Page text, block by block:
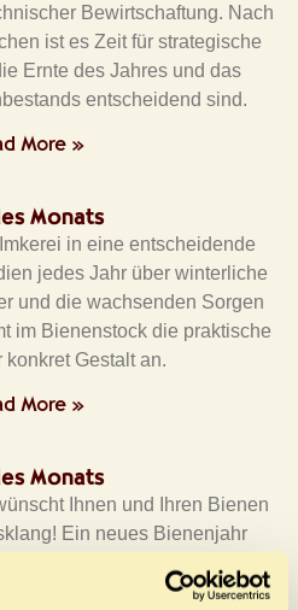
Bewirtschaftung. Nach
ist es Zeit für strategische
Ernte des Jahres und das
entscheidend sind.
More »
Monats
in eine entscheidende
jedes Jahr über winterliche
und die wachsenden Sorgen
im Bienenstock die praktische
Gestalt an.
More »
Monats
Ihnen und Ihren Bienen
Ein neues Bienenjahr
unseren Beiträgen zur Seite